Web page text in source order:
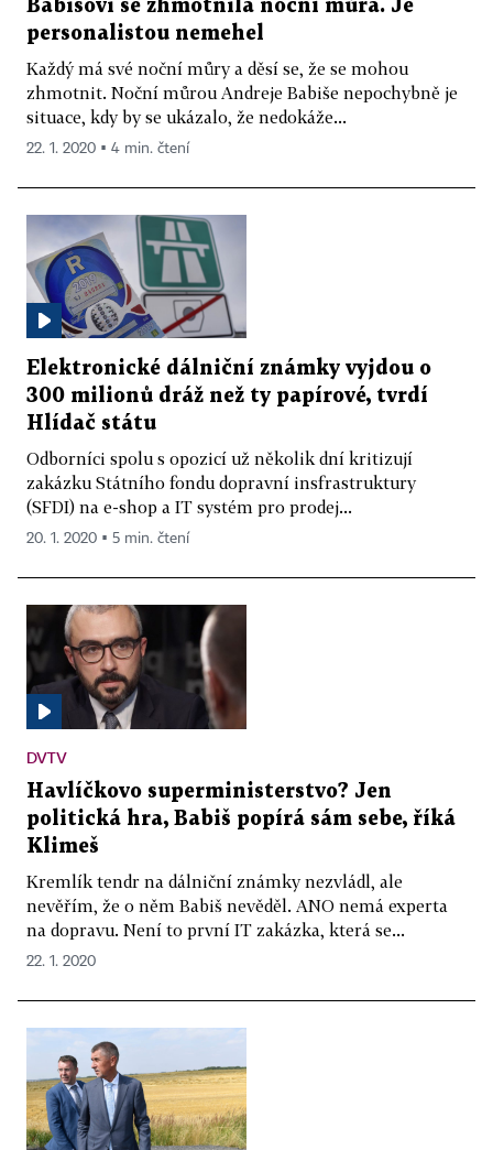
Babišovi se zhmotnila noční můra. Je
personalistou nemehel
Každý má své noční můry a děsí se, že se mohou
zhmotnit. Noční můrou Andreje Babiše nepochybně je
situace, kdy by se ukázalo, že nedokáže...
22. 1. 2020 ▪ 4 min. čtení
Elektronické dálniční známky vyjdou o
300 milionů dráž než ty papírové, tvrdí
Hlídač státu
Odborníci spolu s opozicí už několik dní kritizují
zakázku Státního fondu dopravní insfrastruktury
(SFDI) na e-shop a IT systém pro prodej...
20. 1. 2020 ▪ 5 min. čtení
DVTV
Havlíčkovo superministerstvo? Jen
politická hra, Babiš popírá sám sebe, říká
Klimeš
Kremlík tendr na dálniční známky nezvládl, ale
nevěřím, že o něm Babiš nevěděl. ANO nemá experta
na dopravu. Není to první IT zakázka, která se...
22. 1. 2020